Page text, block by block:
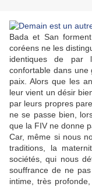
Bada et San
coréens ne les
identiques de par
confortable dans une
paix. Alors que les
leur vient un désir
par leurs propres
ne se passe bien,
que la FIV ne donne
Car, même si nous
traditions, la
sociétés, qui nous
souffrance de ne
intime, très